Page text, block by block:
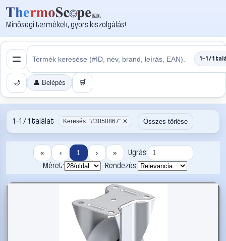
Minőségi termékek, gyors kiszolgálás!
1–1 / 1
🌙 👤 Belépés 🛒
1–1 / 1 találat Keresés: “#3050867” ✕ Összes törlése
« ‹ 1 › »
Ugrás:
Méret:
Rendezés: